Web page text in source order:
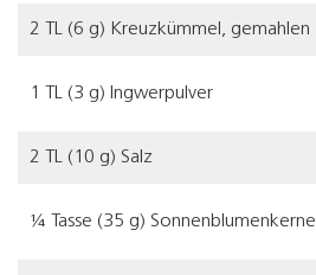
2 TL (6 g) Kreuzkümmel, gemahlen
1 TL (3 g) Ingwerpulver
2 TL (10 g) Salz
¼ Tasse (35 g) Sonnenblumenkerne